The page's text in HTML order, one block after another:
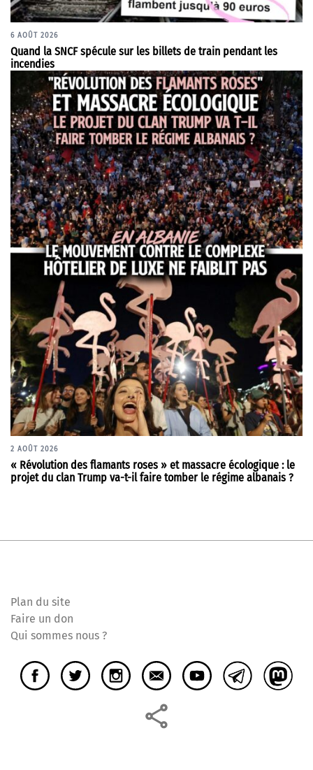
6 AOÛT 2026
Quand la SNCF spécule sur les billets de train pendant les
incendies
2 AOÛT 2026
« Révolution des flamants roses » et massacre écologique : le
projet du clan Trump va-t-il faire tomber le régime albanais ?
Plan du site
Faire un don
Qui sommes nous ?